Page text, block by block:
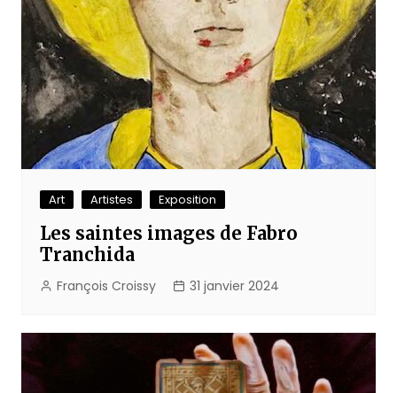
Art Artistes Exposition
Les saintes images de Fabro
Tranchida
François Croissy 31 janvier 2024